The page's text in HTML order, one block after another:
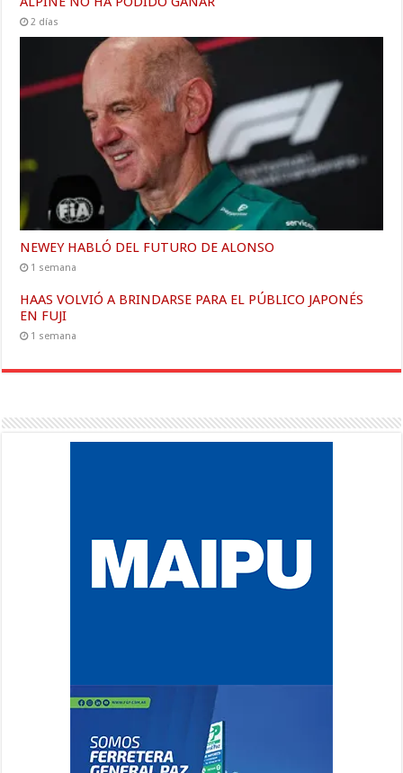
2 días
NEWEY HABLÓ DEL FUTURO DE ALONSO
1 semana
HAAS VOLVIÓ A BRINDARSE PARA EL PÚBLICO JAPONÉS
EN FUJI
1 semana